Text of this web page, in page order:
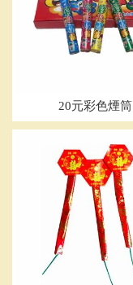
20元彩色煙筒